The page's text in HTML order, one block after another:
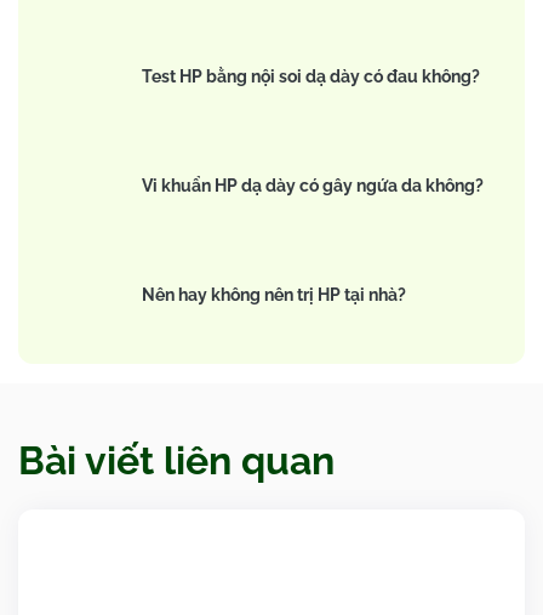
Test HP bằng nội soi dạ dày có đau không?
Vi khuẩn HP dạ dày có gây ngứa da không?
Nên hay không nên trị HP tại nhà?
Bài viết liên quan